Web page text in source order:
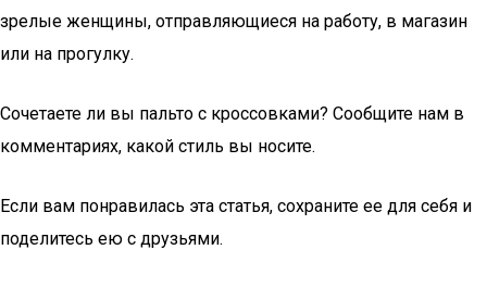
зрелые женщины, отправляющиеся на работу, в магазин
или на прогулку.
Сочетаете ли вы пальто с кроссовками? Сообщите нам в
комментариях, какой стиль вы носите.
Если вам понравилась эта статья, сохраните ее для себя и
поделитесь ею с друзьями.